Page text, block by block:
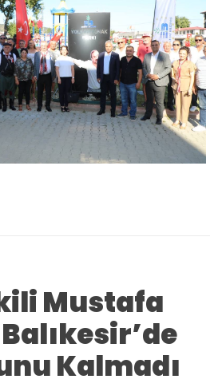
Mustafa
Kalmadı